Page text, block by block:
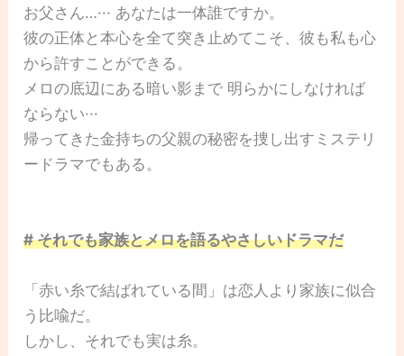
お父さん…··· あなたは一体誰ですか。
彼の正体と本心を全て突き止めてこそ、彼も私も心
から許すことができる。
メロの底辺にある暗い影まで 明らかにしなければ
ならない···
帰ってきた金持ちの父親の秘密を捜し出すミステリ
ードラマでもある。
# それでも家族とメロを語るやさしいドラマだ
「赤い糸で結ばれている間」は恋人より家族に似合
う比喩だ。
しかし、それでも実は糸。